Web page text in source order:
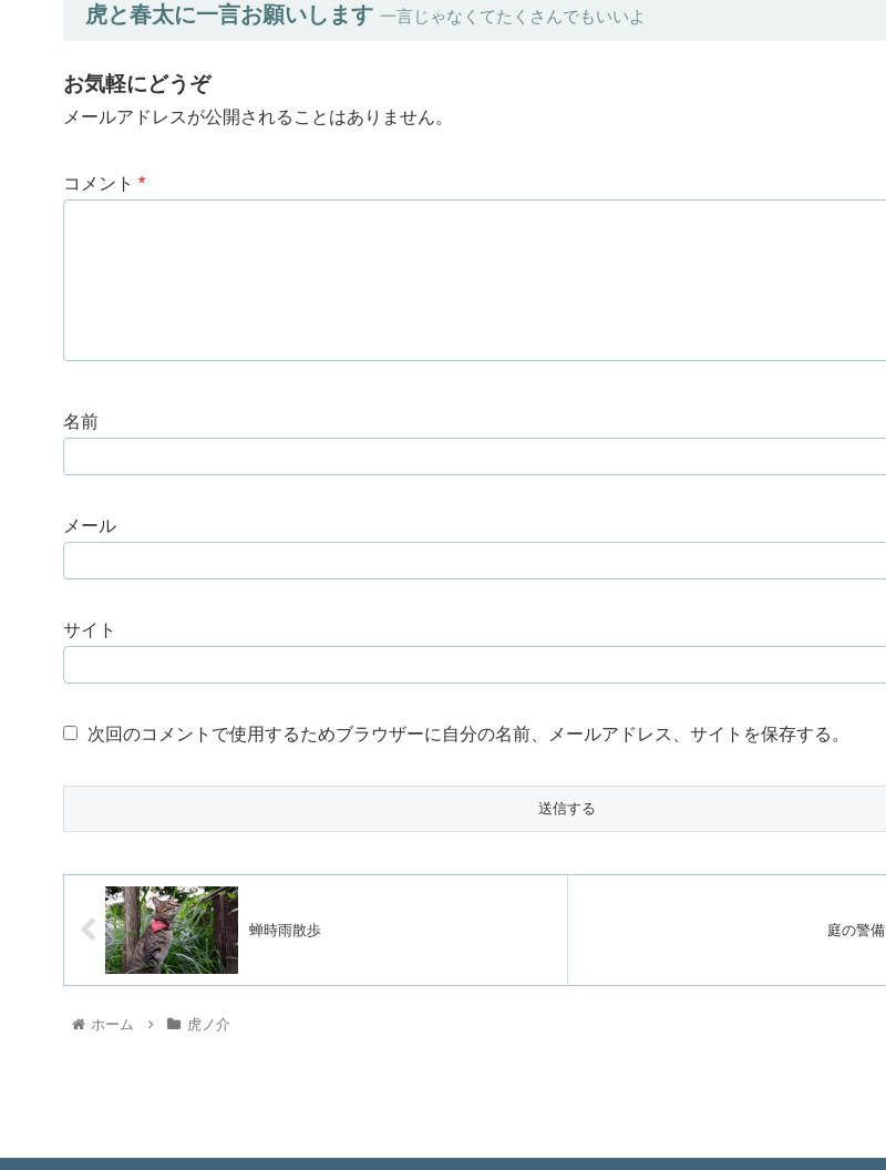
虎と春太に一言お願いします 一言じゃなくてたくさんでもいいよ
お気軽にどうぞ
メールアドレスが公開されることはありません。
コメント *
名前
メール
サイト
次回のコメントで使用するためブラウザーに自分の名前、メールアドレス、サイトを保存する。
蝉時雨散歩 庭の警備
ホーム 虎ノ介